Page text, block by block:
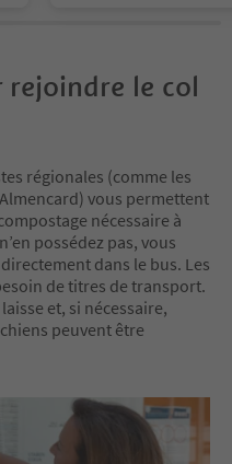
rejoindre le col
régionales (comme les
vous permettent
nécessaire à
possédez pas, vous
dans le bus. Les
de titres de transport.
et, si nécessaire,
peuvent être